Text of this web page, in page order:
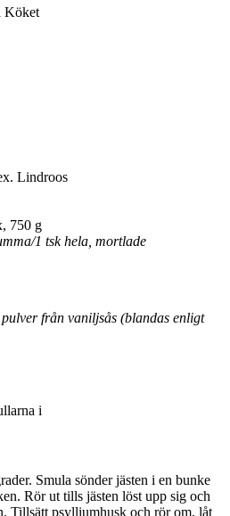
Köket
Lindroos
750 g
1 tsk hela, mortlade
pulver från vaniljsås (blandas enligt
i
Smula sönder jästen i en bunke
Rör ut tills jästen löst upp sig och
Tillsätt psylliumhusk och rör om, låt